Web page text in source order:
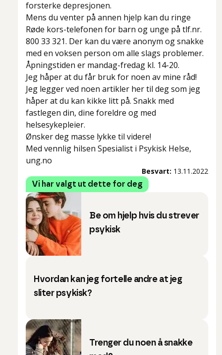
forsterke depresjonen.
Mens du venter på annen hjelp kan du ringe
Røde kors-telefonen for barn og unge på tlf.nr.
800 33 321. Der kan du være anonym og snakke
med en voksen person om alle slags problemer.
Åpningstiden er mandag-fredag kl. 14-20.
Jeg håper at du får bruk for noen av mine råd!
Jeg legger ved noen artikler her til deg som jeg
håper at du kan kikke litt på. Snakk med
fastlegen din, dine foreldre og med
helsesykepleier.
Ønsker deg masse lykke til videre!
Med vennlig hilsen Spesialist i Psykisk Helse,
ung.no
Besvart: 13.11.2022
Vi har valgt ut dette for deg
Be om hjelp hvis du strever
psykisk
Hvordan kan jeg fortelle andre at jeg
sliter psykisk?
Trenger du noen å snakke